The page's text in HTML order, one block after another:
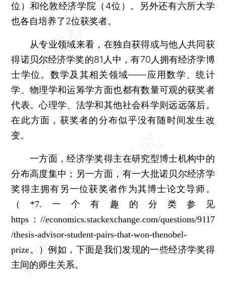
位）和伦敦经济学院（4位）。另外还有六所大学
也各自培养了2位获奖者。
从专业领域来看，在独自获得或与他人共同获
得诺贝尔经济学奖的81人中，有70人拥有经济学博
士学位。数学及其相关领域——应用数学、统计
学、物理学和运筹学方面也都有数量可观的获奖者
代表。心理学、法学和其他社会科学则远远落后。
在此方面，获奖者的分布似乎没有随时间发生改
变。
一方面，经济学奖得主在研究型博士机构中的
分布高度集中；另一方面，有一大批诺贝尔经济学
奖得主拥有另一位获奖者作为其博士论文导师。
（*7.一个有趣的分类参见
https：//economics.stackexchange.com/questions/9117
/thesis-advisor-student-pairs-that-won-thenobel-
prize。）例如，下面是我们发现的一些经济学奖得
主间的师生关系。